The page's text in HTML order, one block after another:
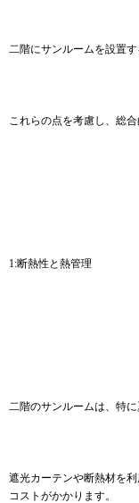
二階にサンルームを設置
これらの点を考慮し、総
1:断熱性と熱管理
二階のサンルームは、特
遮光カーテンや断熱材を
コストがかかります。